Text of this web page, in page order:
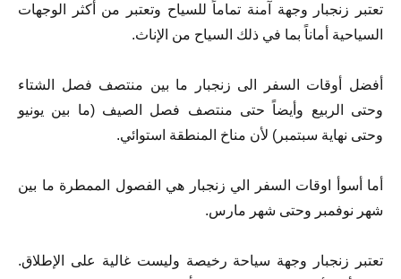
تعتبر زنجبار وجهة آمنة تماماً للسياح وتعتبر من أكثر الوجهات
السياحية أماناً بما في ذلك السياح من الإناث.
أفضل أوقات السفر الى زنجبار ما بين منتصف فصل الشتاء
وحتى الربيع وأيضاً حتى منتصف فصل الصيف (ما بين يونيو
وحتى نهاية سبتمبر) لأن مناخ المنطقة استوائي.
أما أسوأ اوقات السفر الي زنجبار هي الفصول الممطرة ما بين
شهر نوفمبر وحتى شهر مارس.
تعتبر زنجبار وجهة سياحة رخيصة وليست غالية على الإطلاق.